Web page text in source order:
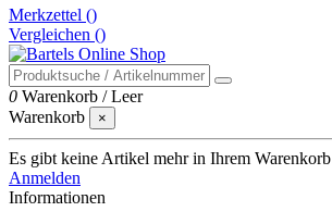
Merkzettel ()
Vergleichen ()
0 Warenkorb /Leer
Warenkorb
×
Es gibt keine Artikel mehr in Ihrem Warenkorb
Anmelden
Informationen